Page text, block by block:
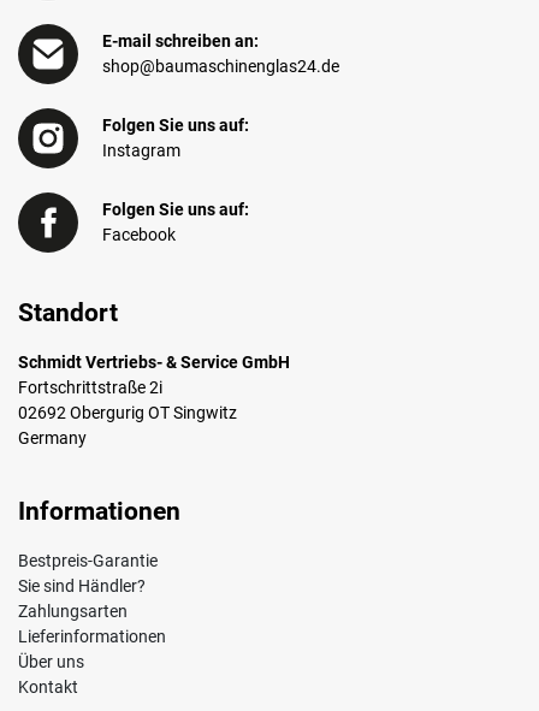
E-mail schreiben an:
shop@baumaschinenglas24.de
Folgen Sie uns auf:
Instagram
Folgen Sie uns auf:
Facebook
Standort
Schmidt Vertriebs- & Service GmbH
Fortschrittstraße 2i
02692 Obergurig OT Singwitz
Germany
Informationen
Bestpreis-Garantie
Sie sind Händler?
Zahlungsarten
Lieferinformationen
Über uns
Kontakt